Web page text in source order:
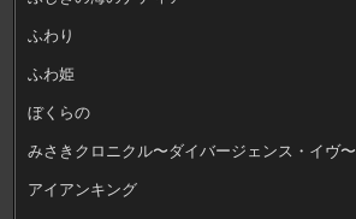
ふわり
ふわ姫
ぼくらの
みさきクロニクル〜ダイバージェンス・イヴ〜
アイアンキング